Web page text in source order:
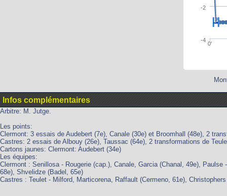
0'
-4
-2
Infos complémentaires
Arbitre: M. Jutge.
Les points:
Clermont: 3 essais de Audebert (7e), Canale (30e) et Broomhall (48e), 2
Castres: 2 essais de Albouy (26e), Taussac (64e), 2 transformations de
Cartons jaunes: Clermont: Audebert (34e)
Les équipes:
Clermont : Senillosa - Rougerie (cap.), Canale, Garcia (Chanal, 49e),
68e), Shvelidze (Badel, 65e)
Castres : Teulet - Milford, Marticorena, Raffault (Cermeno, 61e),